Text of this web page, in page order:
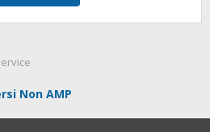
Non AMP